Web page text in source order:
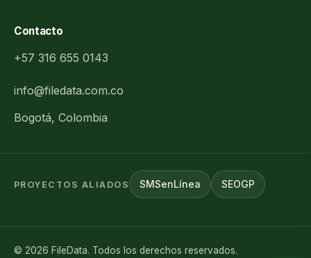
Contacto
+57 316 655 0143
info@filedata.com.co
Bogotá, Colombia
PROYECTOS ALIADOS SMSenLínea SEOGP
© 2026 FileData. Todos los derechos reservados.